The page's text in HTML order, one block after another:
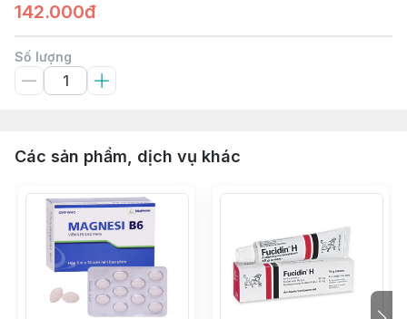
142.000đ
Số lượng
Các sản phẩm, dịch vụ khác